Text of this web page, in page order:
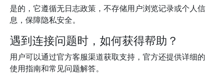
是的，它遵循无日志政策，不存储用户浏览记录或个人信
息，保障隐私安全。
遇到连接问题时，如何获得帮助？
用户可以通过官方客服渠道获取支持，官方还提供详细的
使用指南和常见问题解答。